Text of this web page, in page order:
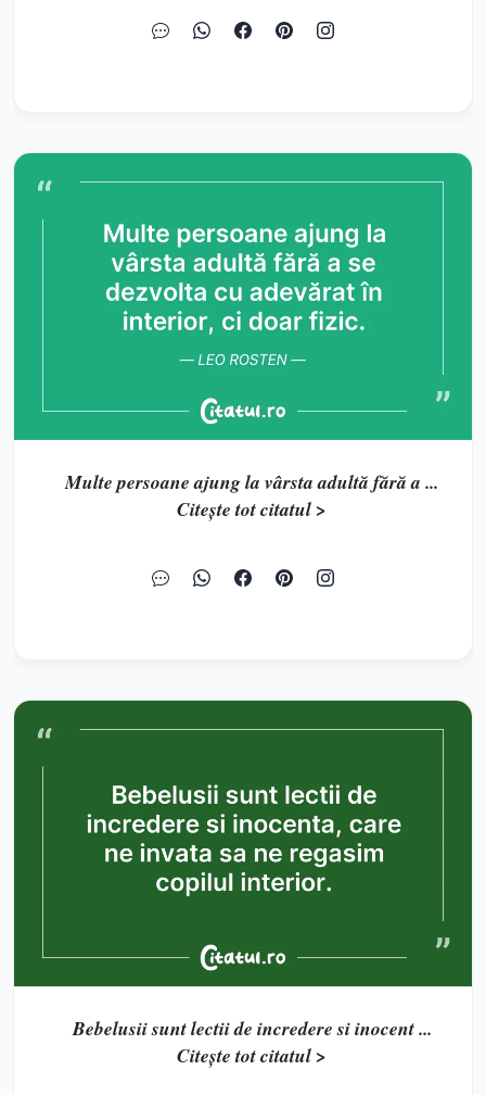
Multe persoane ajung la vârsta adultă fără a ...
Citește tot citatul >
Bebelusii sunt lectii de incredere si inocent ...
Citește tot citatul >